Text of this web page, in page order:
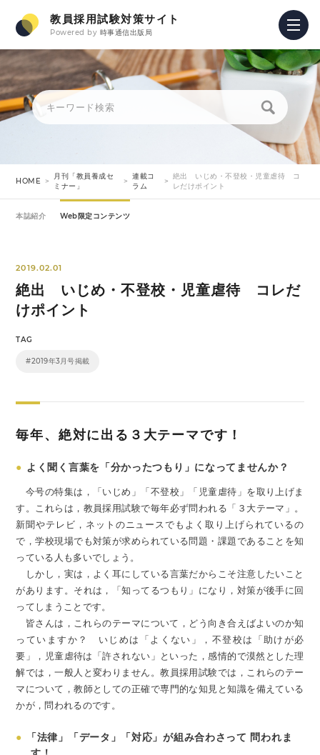
教員採用試験対策サイト
Powered by 時事通信出版局
HOME
月刊「教員養成セ
ミナー」
連載コ
ラム
絶出 いじめ・不登校・児童虐待 コ
レだけポイント
本誌紹介 Web限定コンテンツ
2019.02.01
絶出 いじめ・不登校・児童虐待 コレだ
けポイント
TAG
#2019年3月号掲載
毎年、絶対に出る３大テーマです！
● よく聞く言葉を「分かったつもり」になってませんか？
今号の特集は，「いじめ」「不登校」「児童虐待」を取り上げま
す。これらは，教員採用試験で毎年必ず問われる「３大テーマ」。
新聞やテレビ，ネットのニュースでもよく取り上げられているの
で，学校現場でも対策が求められている問題・課題であることを知
っている人も多いでしょう。
しかし，実は，よく耳にしている言葉だからこそ注意したいこと
があります。それは，「知ってるつもり」になり，対策が後手に回
ってしまうことです。
皆さんは，これらのテーマについて，どう向き合えばよいのか知
っていますか？ いじめは「よくない」，不登校は「助けが必
要」，児童虐待は「許されない」といった，感情的で漠然とした理
解では，一般人と変わりません。教員採用試験では，これらのテー
マについて，教師としての正確で専門的な知見と知識を備えている
かが，問われるのです。
●
「法律」「データ」「対応」が組み合わさって 問われま